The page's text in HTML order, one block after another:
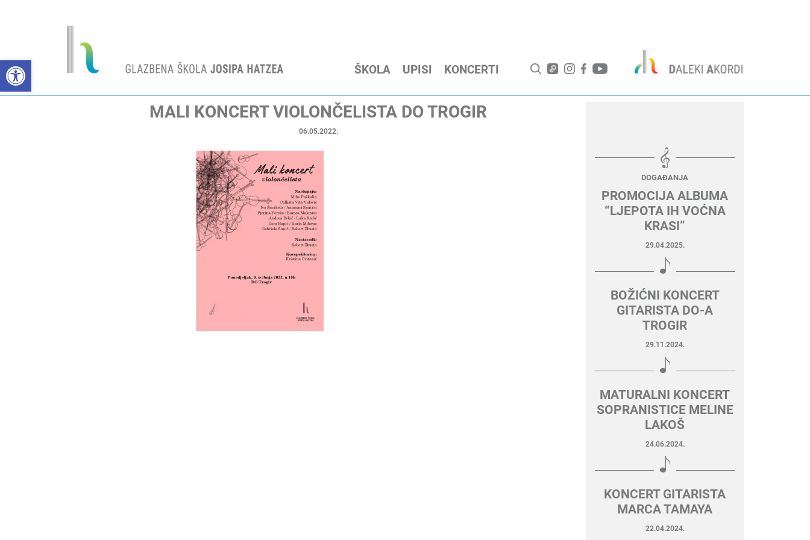
Open toolbar ŠKOLA UPISI KONCERTI
MALI KONCERT VIOLONČELISTA DO TROGIR
06.05.2022.
DOGAĐANJA
PROMOCIJA ALBUMA
“LJEPOTA IH VOĆNA
KRASI”
29.04.2025.
BOŽIĆNI KONCERT
GITARISTA DO-A
TROGIR
29.11.2024.
MATURALNI KONCERT
SOPRANISTICE MELINE
LAKOŠ
24.06.2024.
KONCERT GITARISTA
MARCA TAMAYA
22.04.2024.